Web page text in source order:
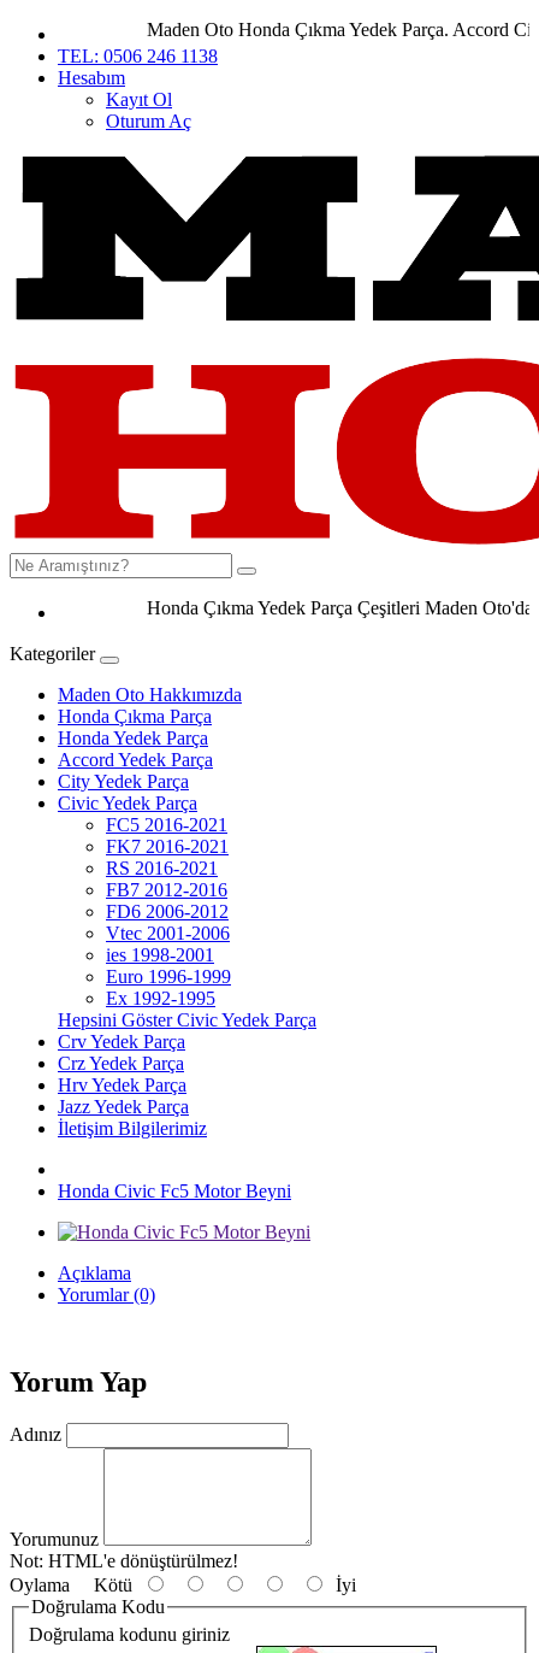
Maden Oto Honda Çıkma Yedek Parça. Accord City
TEL: 0506 246 1138
Hesabım
Kayıt Ol
Oturum Aç
Honda Çıkma Yedek Parça Çeşitleri Maden Oto'da
Kategoriler
Maden Oto Hakkımızda
Honda Çıkma Parça
Honda Yedek Parça
Accord Yedek Parça
City Yedek Parça
Civic Yedek Parça
FC5 2016-2021
FK7 2016-2021
RS 2016-2021
FB7 2012-2016
FD6 2006-2012
Vtec 2001-2006
ies 1998-2001
Euro 1996-1999
Ex 1992-1995
Hepsini Göster Civic Yedek Parça
Crv Yedek Parça
Crz Yedek Parça
Hrv Yedek Parça
Jazz Yedek Parça
İletişim Bilgilerimiz
Honda Civic Fc5 Motor Beyni
Açıklama
Yorumlar (0)
Yorum Yap
Adınız
Yorumunuz
Not: HTML'e dönüştürülmez!
Oylama Kötü
İyi
Doğrulama Kodu
Doğrulama kodunu giriniz